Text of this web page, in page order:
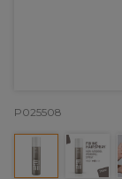
P025508